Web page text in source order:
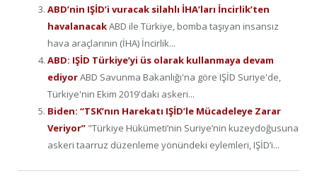
ABD’nin IŞİD’i vuracak silahlı İHA’ları İncirlik’ten
havalanacakABD ile Türkiye, bomba taşıyan insansız
hava araçlarının (İHA) İncirlik...
ABD: IŞİD Türkiye’yi üs olarak kullanmaya devam
ediyorABD Savunma Bakanlığı'na göre IŞİD Suriye'de,
Türkiye'nin Ekim 2019'daki askeri...
Biden: “TSK’nın Harekatı IŞİD’le Mücadeleye Zarar
Veriyor” "Türkiye Hükümeti’nin Suriye’nin kuzeydoğusuna
askeri taarruz düzenleme yönündeki eylemleri, IŞİD’i...